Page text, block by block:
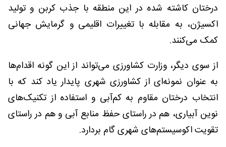
درختان کاشته شده در این منطقه با جذب کربن و تولید
اکسیژن، به مقابله با تغییرات اقلیمی و گرمایش جهانی
کمک می‌کنند.
از سوی دیگر، وزارت کشاورزی می‌تواند از این گونه اقدام‌ها
به عنوان نمونه‌ای از کشاورزی شهری پایدار یاد کند که با
انتخاب درختان مقاوم به کم‌آبی و استفاده از تکنیک‌های
نوین آبیاری، هم در راستای حفظ منابع آبی و هم در راستای
تقویت اکوسیستم‌های شهری گام بردارد.